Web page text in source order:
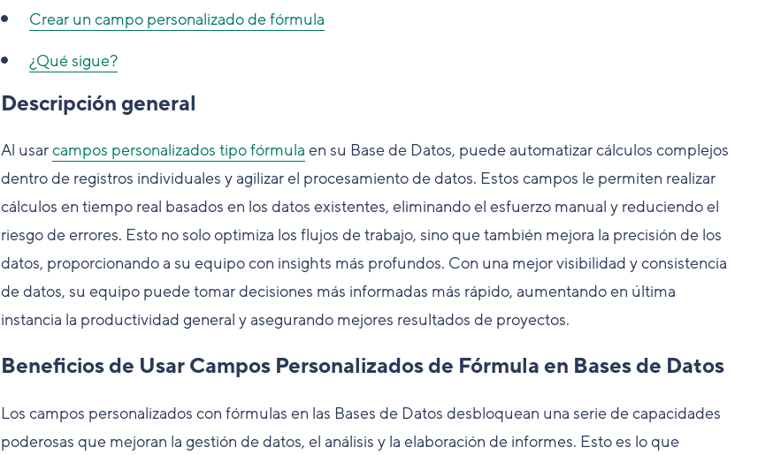
Crear un campo personalizado de fórmula
¿Qué sigue?
Descripción general
Al usarcampos personalizados tipo fórmula en su Base de Datos, puede automatizar cálculos complejos
dentro de registros individuales y agilizar el procesamiento de datos. Estos campos le permiten realizar
cálculos en tiempo real basados en los datos existentes, eliminando el esfuerzo manual y reduciendo el
riesgo de errores. Esto no solo optimiza los flujos de trabajo, sino que también mejora la precisión de los
datos, proporcionando a su equipo con insights más profundos. Con una mejor visibilidad y consistencia
de datos, su equipo puede tomar decisiones más informadas más rápido, aumentando en última
instancia la productividad general y asegurando mejores resultados de proyectos.
Beneficios de Usar Campos Personalizados de Fórmula en Bases de Datos
Los campos personalizados con fórmulas en las Bases de Datos desbloquean una serie de capacidades
poderosas que mejoran la gestión de datos, el análisis y la elaboración de informes. Esto es lo que